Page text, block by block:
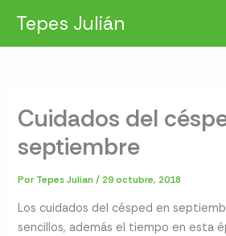
contenido
Tepes Julián
Cuidados del
septiembre
Por Tepes Julian/ 29 octubre, 2018
Los cuidados del césped en
sencillos, además el tiempo en esta